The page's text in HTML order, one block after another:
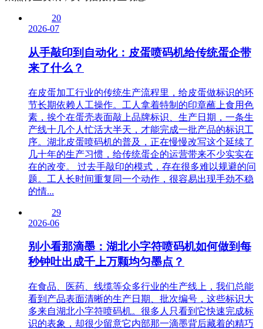
20
2026-07
从手敲印到自动化：皮蛋喷码机给传统蛋企带
来了什么？
在皮蛋加工行业的传统生产流程里，给皮蛋做标识的环
节长期依赖人工操作。工人拿着特制的印章蘸上食用色
素，挨个在蛋壳表面敲上品牌标识、生产日期，一条生
产线十几个人忙活大半天，才能完成一批产品的标识工
序。湖北皮蛋喷码机的普及，正在慢慢改写这个延续了
几十年的生产习惯，给传统蛋企的运营带来不少实实在
在的改变。 过去手敲印的模式，存在很多难以规避的问
题。工人长时间重复同一个动作，很容易出现手劲不稳
的情...
29
2026-06
别小看那滴墨：湖北小字符喷码机如何做到每
秒钟吐出成千上万颗均匀墨点？
在食品、医药、线缆等众多行业的生产线上，我们总能
看到产品表面清晰的生产日期、批次编号，这些标识大
多来自湖北小字符喷码机。很多人只看到它快速完成标
识的表象，却很少留意它内部那一滴墨背后藏着的精巧